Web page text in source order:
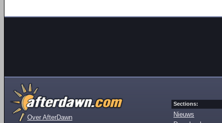
Over AfterDawn
Sections:
Nieuws